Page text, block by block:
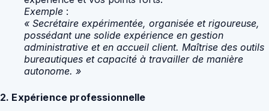
Exemple :
« Secrétaire expérimentée, organisée et rigoureuse,
possédant une solide expérience en gestion
administrative et en accueil client. Maîtrise des outils
bureautiques et capacité à travailler de manière
autonome. »
2. Expérience professionnelle